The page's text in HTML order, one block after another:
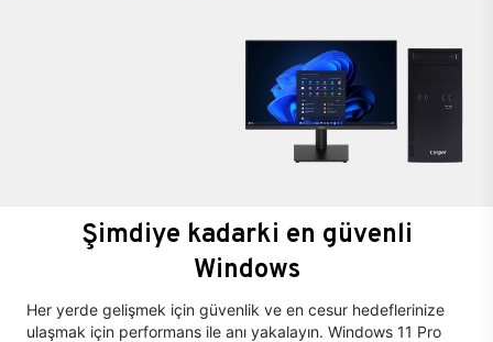
Şimdiye kadarki en güvenli
Windows
Her yerde gelişmek için güvenlik ve en cesur hedeflerinize
ulaşmak için performans ile anı yakalayın. Windows 11 Pro